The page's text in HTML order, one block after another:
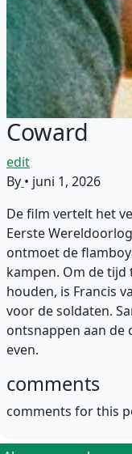
Coward
edit
By • juni 1, 2026
De film vertelt het
Eerste
ontmoet de
kampen. Om de
houden, is Francis
voor de soldaten.
ontsnappen aan de
even.
comments
comments for this